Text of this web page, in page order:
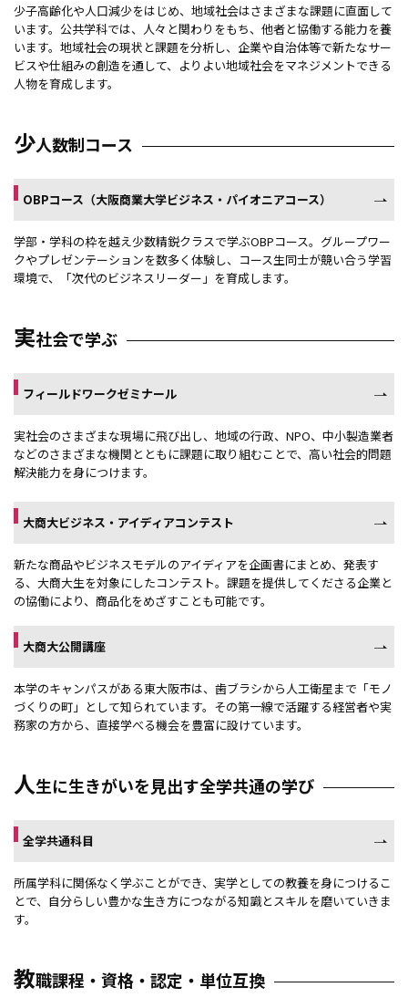
少子高齢化や人口減少をはじめ、地域社会はさまざまな課題に直面して
います。公共学科では、人々と関わりをもち、他者と協働する能力を養
います。地域社会の現状と課題を分析し、企業や自治体等で新たなサー
ビスや仕組みの創造を通して、よりよい地域社会をマネジメントできる
人物を育成します。
少人数制コース
OBPコース（大阪商業大学ビジネス・パイオニアコース）
学部・学科の枠を越え少数精鋭クラスで学ぶOBPコース。グループワー
クやプレゼンテーションを数多く体験し、コース生同士が競い合う学習
環境で、「次代のビジネスリーダー」を育成します。
実社会で学ぶ
フィールドワークゼミナール
実社会のさまざまな現場に飛び出し、地域の行政、NPO、中小製造業者
などのさまざまな機関とともに課題に取り組むことで、高い社会的問題
解決能力を身につけます。
大商大ビジネス・アイディアコンテスト
新たな商品やビジネスモデルのアイディアを企画書にまとめ、発表す
る、大商大生を対象にしたコンテスト。課題を提供してくださる企業と
の協働により、商品化をめざすことも可能です。
大商大公開講座
本学のキャンパスがある東大阪市は、歯ブラシから人工衛星まで「モノ
づくりの町」として知られています。その第一線で活躍する経営者や実
務家の方から、直接学べる機会を豊富に設けています。
人生に生きがいを見出す全学共通の学び
全学共通科目
所属学科に関係なく学ぶことができ、実学としての教養を身につけるこ
とで、自分らしい豊かな生き方につながる知識とスキルを磨いていきま
す。
教職課程・資格・認定・単位互換